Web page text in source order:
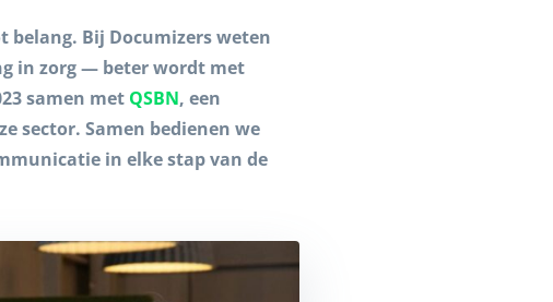
belang. Bij Documizers weten
in zorg — beter wordt met
samen met QSBN, een
sector. Samen bedienen we
in elke stap van de